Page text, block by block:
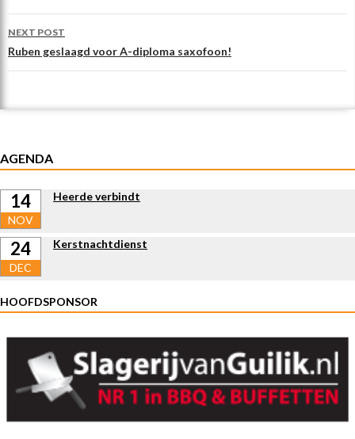
o
k
NEXT POST
Ruben geslaagd voor A-diploma saxofoon!
AGENDA
14
NOV
Heerde verbindt
24
DEC
Kerstnachtdienst
HOOFDSPONSOR